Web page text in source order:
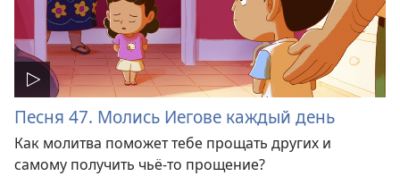
Песня 47. Молись Иегове каждый день
Как молитва поможет тебе прощать других и
самому получить чьё-то прощение?